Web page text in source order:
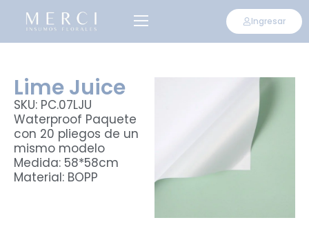
Ingresar
Lime Juice
SKU: PC.07LJU
Waterproof Paquete
con 20 pliegos de un
mismo modelo
Medida: 58*58cm
Material: BOPP